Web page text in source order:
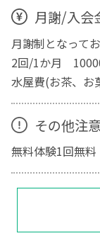
月謝/入会
月謝制となってお
2回/1か月
水屋費(お茶、お
その他注
無料体験1回無料